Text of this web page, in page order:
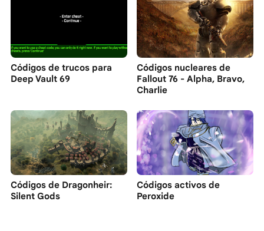
Códigos de trucos para
Deep Vault 69
Códigos nucleares de
Fallout 76 - Alpha, Bravo,
Charlie
Códigos de Dragonheir:
Silent Gods
Códigos activos de
Peroxide